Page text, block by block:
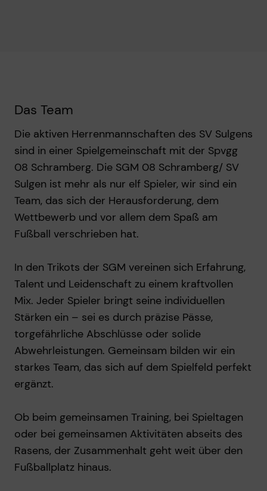
Das Team
Die aktiven Herrenmannschaften des SV Sulgens
sind in einer Spielgemeinschaft mit der Spvgg
08 Schramberg. Die SGM 08 Schramberg/ SV
Sulgen ist mehr als nur elf Spieler, wir sind ein
Team, das sich der Herausforderung, dem
Wettbewerb und vor allem dem Spaß am
Fußball verschrieben hat.
In den Trikots der SGM vereinen sich Erfahrung,
Talent und Leidenschaft zu einem kraftvollen
Mix. Jeder Spieler bringt seine individuellen
Stärken ein – sei es durch präzise Pässe,
torgefährliche Abschlüsse oder solide
Abwehrleistungen. Gemeinsam bilden wir ein
starkes Team, das sich auf dem Spielfeld perfekt
ergänzt.
Ob beim gemeinsamen Training, bei Spieltagen
oder bei gemeinsamen Aktivitäten abseits des
Rasens, der Zusammenhalt geht weit über den
Fußballplatz hinaus.